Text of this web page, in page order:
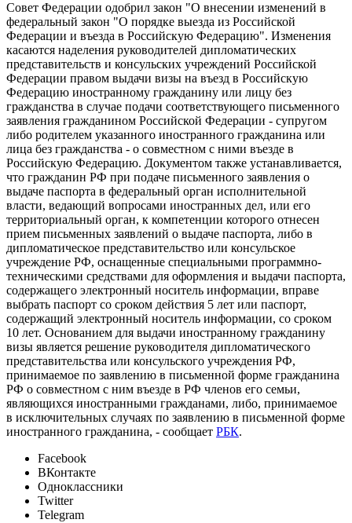
Совет Федерации одобрил закон "О внесении изменений в
федеральный закон "О порядке выезда из Российской
Федерации и въезда в Российскую Федерацию". Изменения
касаются наделения руководителей дипломатических
представительств и консульских учреждений Российской
Федерации правом выдачи визы на въезд в Российскую
Федерацию иностранному гражданину или лицу без
гражданства в случае подачи соответствующего письменного
заявления гражданином Российской Федерации - супругом
либо родителем указанного иностранного гражданина или
лица без гражданства - о совместном с ними въезде в
Российскую Федерацию. Документом также устанавливается,
что гражданин РФ при подаче письменного заявления о
выдаче паспорта в федеральный орган исполнительной
власти, ведающий вопросами иностранных дел, или его
территориальный орган, к компетенции которого отнесен
прием письменных заявлений о выдаче паспорта, либо в
дипломатическое представительство или консульское
учреждение РФ, оснащенные специальными программно-
техническими средствами для оформления и выдачи паспорта,
содержащего электронный носитель информации, вправе
выбрать паспорт со сроком действия 5 лет или паспорт,
содержащий электронный носитель информации, со сроком
10 лет. Основанием для выдачи иностранному гражданину
визы является решение руководителя дипломатического
представительства или консульского учреждения РФ,
принимаемое по заявлению в письменной форме гражданина
РФ о совместном с ним въезде в РФ членов его семьи,
являющихся иностранными гражданами, либо, принимаемое
в исключительных случаях по заявлению в письменной форме
иностранного гражданина, - сообщает РБК.
Facebook
ВКонтакте
Одноклассники
Twitter
Telegram